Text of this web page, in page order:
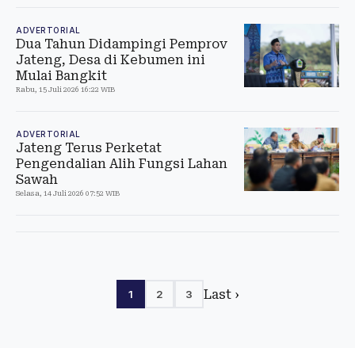
ADVERTORIAL
Dua Tahun Didampingi Pemprov
Jateng, Desa di Kebumen ini
Mulai Bangkit
Rabu, 15 Juli 2026 16:22 WIB
ADVERTORIAL
Jateng Terus Perketat
Pengendalian Alih Fungsi Lahan
Sawah
Selasa, 14 Juli 2026 07:52 WIB
1 2 3 Last ›